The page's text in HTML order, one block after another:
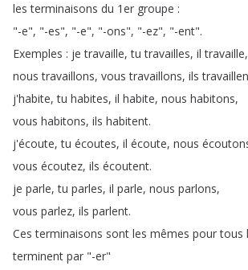
les terminaisons du 1er groupe :
"-e", "-es", "-e", "-ons", "-ez", "-ent".
Exemples : je travaille,tu travailles, il travaille,
nous travaillons, vous travaillons, ils
j'habite,tu habites, il habite, nous habitons,
vous habitons, ils habitent.
j'écoute,tu écoutes, il écoute, nous
vous écoutez, ils écoutent.
je parle,tu parles, il parle, nous parlons,
vous parlez, ils parlent.
Ces terminaisons sont les mêmes pour tous
terminent par "-er"